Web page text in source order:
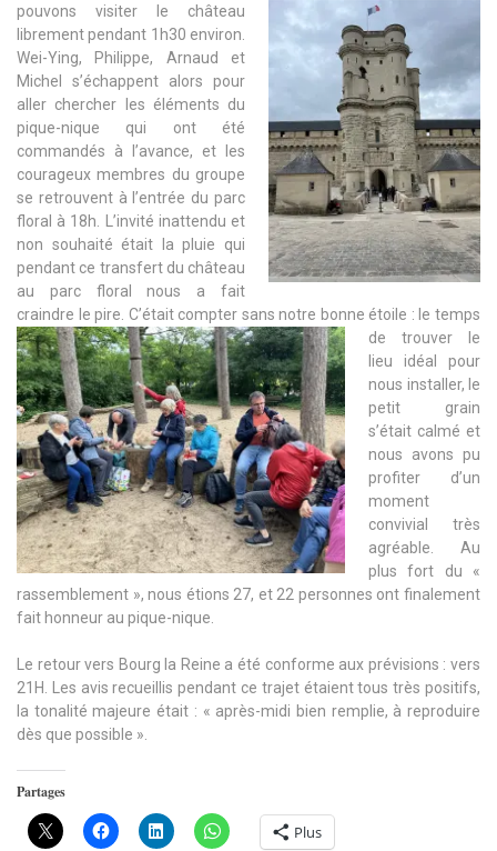
pouvons visiter le château
librement pendant 1h30 environ.
Wei-Ying, Philippe, Arnaud et
Michel s’échappent alors pour
aller chercher les éléments du
pique-nique qui ont été
commandés à l’avance, et les
courageux membres du groupe
se retrouvent à l’entrée du parc
floral à 18h. L’invité inattendu et
non souhaité était la pluie qui
pendant ce transfert du château
au parc floral nous a fait
craindre le pire. C’était compter sans notre bonne étoile : le temps
de trouver le
lieu idéal pour
nous installer, le
petit grain
s’était calmé et
nous avons pu
profiter d’un
moment
convivial très
agréable. Au
plus fort du «
rassemblement », nous étions 27, et 22 personnes ont finalement
fait honneur au pique-nique.
Le retour vers Bourg la Reine a été conforme aux prévisions : vers
21H. Les avis recueillis pendant ce trajet étaient tous très positifs,
la tonalité majeure était : « après-midi bien remplie, à reproduire
dès que possible ».
Partages
Plus